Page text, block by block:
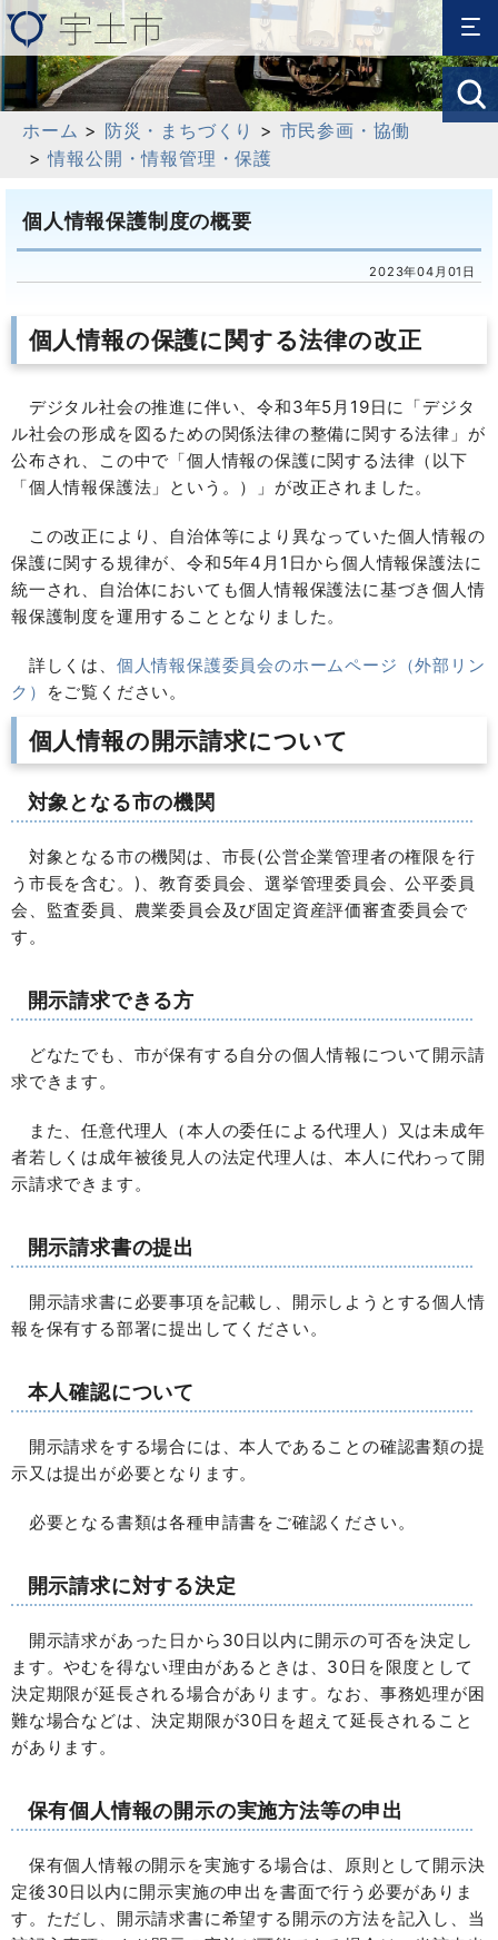
ホーム > 防災・まちづくり > 市民参画・協働
>情報公開・情報管理・保護
個人情報保護制度の概要
2023年04月01日
個人情報の保護に関する法律の改正
デジタル社会の推進に伴い、令和3年5月19日に「デジタ
ル社会の形成を図るための関係法律の整備に関する法律」が
公布され、この中で「個人情報の保護に関する法律（以下
「個人情報保護法」という。）」が改正されました。
この改正により、自治体等により異なっていた個人情報の
保護に関する規律が、令和5年4月1日から個人情報保護法に
統一され、自治体においても個人情報保護法に基づき個人情
報保護制度を運用することとなりました。
詳しくは、 個人情報保護委員会のホームページ（外部リン
ク）
をご覧ください。
個人情報の開示請求について
対象となる市の機関
対象となる市の機関は、市長(公営企業管理者の権限を行
う市長を含む。)、教育委員会、選挙管理委員会、公平委員
会、監査委員、農業委員会及び固定資産評価審査委員会で
す。
開示請求できる方
どなたでも、市が保有する自分の個人情報について開示請
求できます。
また、任意代理人（本人の委任による代理人）又は未成年
者若しくは成年被後見人の法定代理人は、本人に代わって開
示請求できます。
開示請求書の提出
開示請求書に必要事項を記載し、開示しようとする個人情
報を保有する部署に提出してください。
本人確認について
開示請求をする場合には、本人であることの確認書類の提
示又は提出が必要となります。
必要となる書類は各種申請書をご確認ください。
開示請求に対する決定
開示請求があった日から30日以内に開示の可否を決定し
ます。やむを得ない理由があるときは、30日を限度として
決定期限が延長される場合があります。なお、事務処理が困
難な場合などは、決定期限が30日を超えて延長されること
があります。
保有個人情報の開示の実施方法等の申出
保有個人情報の開示を実施する場合は、原則として開示決
定後30日以内に開示実施の申出を書面で行う必要がありま
す。ただし、開示請求書に希望する開示の方法を記入し、当